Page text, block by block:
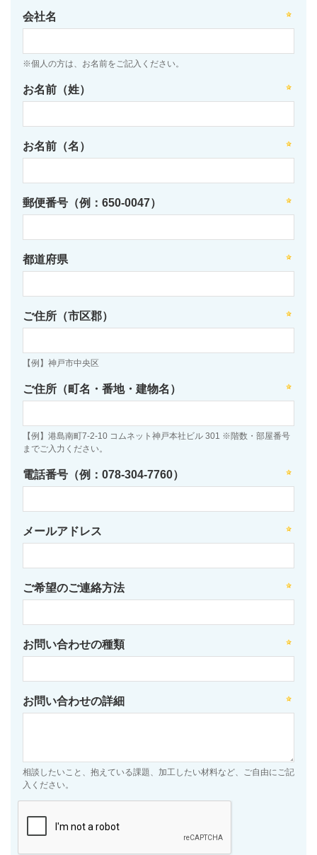
会社名
※個人の方は、お名前をご記入ください。
お名前（姓）
お名前（名）
郵便番号（例：650-0047）
都道府県
ご住所（市区郡）
【例】神戸市中央区
ご住所（町名・番地・建物名）
【例】港島南町7-2-10 コムネット神戸本社ビル 301 ※階数・部屋番号
までご入力ください。
電話番号（例：078-304-7760）
メールアドレス
ご希望のご連絡方法
お問い合わせの種類
お問い合わせの詳細
相談したいこと、抱えている課題、加工したい材料など、ご自由にご記
入ください。